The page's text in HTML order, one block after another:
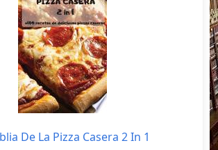
De La Pizza Casera 2 In 1